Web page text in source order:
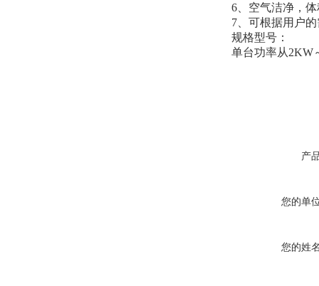
6、空气洁净，
7、可根据用户
规格型号：
单台功率从2KW
产
您的单
您的姓